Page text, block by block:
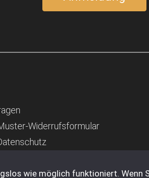
Widerrufsformular
wie möglich funktioniert. Wenn